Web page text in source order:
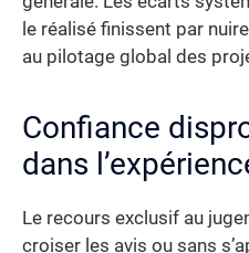
le réalisé finissent par
au pilotage global des
Confiance
dans
Le recours exclusif au
croiser les avis ou sans